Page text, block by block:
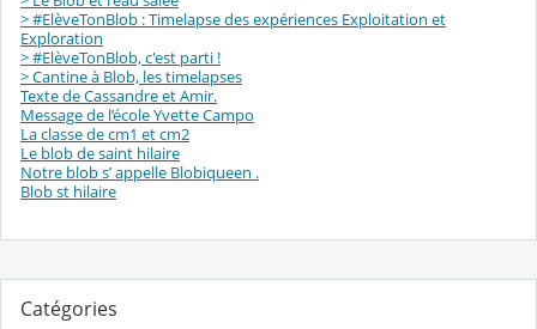
> #ElèveTonBlob : Timelapse des expériences Exploitation et
Exploration
> #ElèveTonBlob, c'est parti !
> Cantine à Blob, les timelapses
Texte de Cassandre et Amir.
Message de l’école Yvette Campo
La classe de cm1 et cm2
Le blob de saint hilaire
Notre blob s’ appelle Blobiqueen .
Blob st hilaire
Catégories